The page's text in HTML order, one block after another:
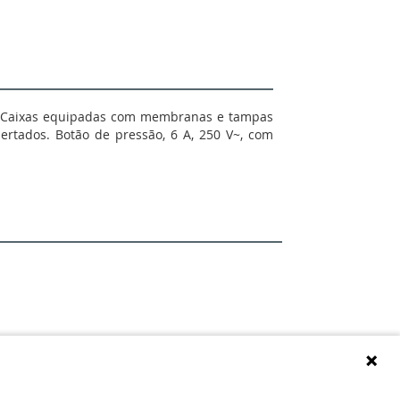
equipadas com membranas e tampas
Botão de pressão, 6 A, 250 V~, com